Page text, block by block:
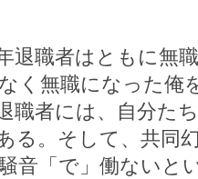
退職者はともに無
く無職になった俺
職者には、自分た
る。そして、共同
音「で」働ないと